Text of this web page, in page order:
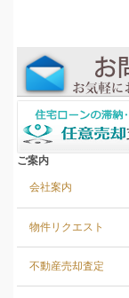
ご案内
会社案内
物件リクエスト
不動産売却査定